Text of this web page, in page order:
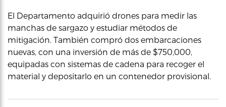
El Departamento adquirió drones para medir las
manchas de sargazo y estudiar métodos de
mitigación. También compró dos embarcaciones
nuevas, con una inversión de más de $750,000,
equipadas con sistemas de cadena para recoger el
material y depositarlo en un contenedor provisional.